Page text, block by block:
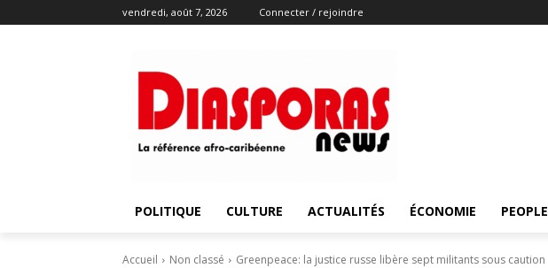
vendredi, août 7, 2026 Connecter / rejoindre
POLITIQUE CULTURE ACTUALITÉS ÉCONOMIE PEOPLE
Accueil Non classé Greenpeace: la justice russe libère sept militants sous caution